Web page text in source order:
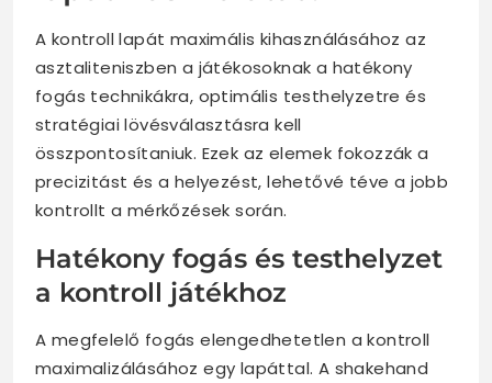
A kontroll lapát maximális kihasználásához az
asztaliteniszben a játékosoknak a hatékony
fogás technikákra, optimális testhelyzetre és
stratégiai lövésválasztásra kell
összpontosítaniuk. Ezek az elemek fokozzák a
precizitást és a helyezést, lehetővé téve a jobb
kontrollt a mérkőzések során.
Hatékony fogás és testhelyzet
a kontroll játékhoz
A megfelelő fogás elengedhetetlen a kontroll
maximalizálásához egy lapáttal. A shakehand